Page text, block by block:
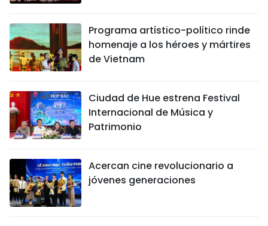
Programa artístico-político rinde
homenaje a los héroes y mártires
de Vietnam
Ciudad de Hue estrena Festival
Internacional de Música y
Patrimonio
Acercan cine revolucionario a
jóvenes generaciones